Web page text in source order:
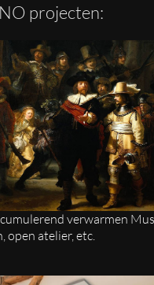
projecten:
verwarmen
open atelier, etc.